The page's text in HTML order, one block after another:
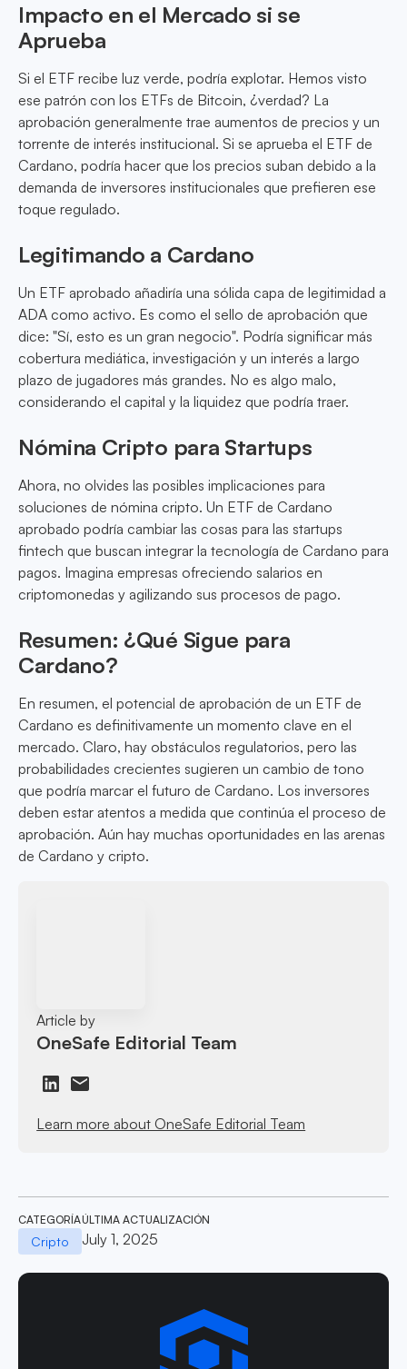
Impacto en el Mercado si se
Aprueba
Si el ETF recibe luz verde, podría explotar. Hemos visto
ese patrón con los ETFs de Bitcoin, ¿verdad? La
aprobación generalmente trae aumentos de precios y un
torrente de interés institucional. Si se aprueba el ETF de
Cardano, podría hacer que los precios suban debido a la
demanda de inversores institucionales que prefieren ese
toque regulado.
Legitimando a Cardano
Un ETF aprobado añadiría una sólida capa de legitimidad a
ADA como activo. Es como el sello de aprobación que
dice: "Sí, esto es un gran negocio". Podría significar más
cobertura mediática, investigación y un interés a largo
plazo de jugadores más grandes. No es algo malo,
considerando el capital y la liquidez que podría traer.
Nómina Cripto para Startups
Ahora, no olvides las posibles implicaciones para
soluciones de nómina cripto. Un ETF de Cardano
aprobado podría cambiar las cosas para las startups
fintech que buscan integrar la tecnología de Cardano para
pagos. Imagina empresas ofreciendo salarios en
criptomonedas y agilizando sus procesos de pago.
Resumen: ¿Qué Sigue para
Cardano?
En resumen, el potencial de aprobación de un ETF de
Cardano es definitivamente un momento clave en el
mercado. Claro, hay obstáculos regulatorios, pero las
probabilidades crecientes sugieren un cambio de tono
que podría marcar el futuro de Cardano. Los inversores
deben estar atentos a medida que continúa el proceso de
aprobación. Aún hay muchas oportunidades en las arenas
de Cardano y cripto.
Article by
OneSafe Editorial Team
Learn more about OneSafe Editorial Team
CATEGORÍA
Cripto
ÚLTIMA ACTUALIZACIÓN
July 1, 2025